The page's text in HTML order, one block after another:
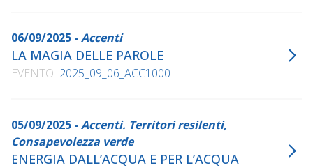
06/09/2025 - Accenti
LA MAGIA DELLE PAROLE
EVENTO 2025_09_06_ACC1000
05/09/2025 - Accenti. Territori resilenti,
Consapevolezza verde
ENERGIA DALL’ACQUA E PER L’ACQUA